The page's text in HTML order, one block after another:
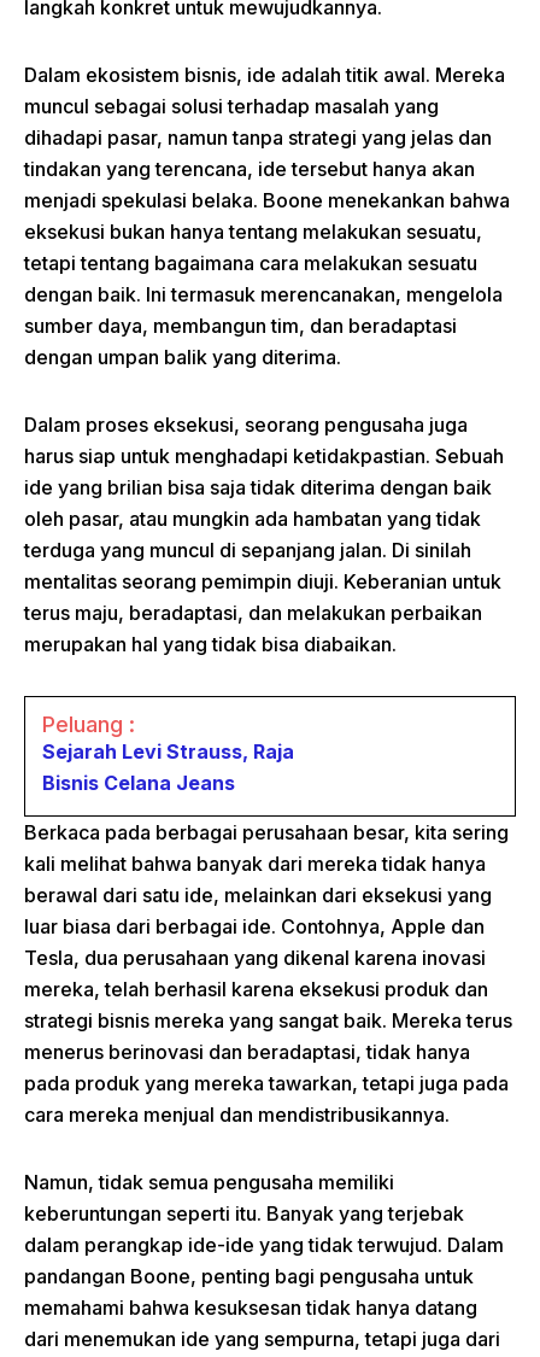
langkah konkret untuk mewujudkannya.
Dalam ekosistem bisnis, ide adalah titik awal. Mereka
muncul sebagai solusi terhadap masalah yang
dihadapi pasar, namun tanpa strategi yang jelas dan
tindakan yang terencana, ide tersebut hanya akan
menjadi spekulasi belaka. Boone menekankan bahwa
eksekusi bukan hanya tentang melakukan sesuatu,
tetapi tentang bagaimana cara melakukan sesuatu
dengan baik. Ini termasuk merencanakan, mengelola
sumber daya, membangun tim, dan beradaptasi
dengan umpan balik yang diterima.
Dalam proses eksekusi, seorang pengusaha juga
harus siap untuk menghadapi ketidakpastian. Sebuah
ide yang brilian bisa saja tidak diterima dengan baik
oleh pasar, atau mungkin ada hambatan yang tidak
terduga yang muncul di sepanjang jalan. Di sinilah
mentalitas seorang pemimpin diuji. Keberanian untuk
terus maju, beradaptasi, dan melakukan perbaikan
merupakan hal yang tidak bisa diabaikan.
Peluang :
Sejarah Levi Strauss, Raja
Bisnis Celana Jeans
Berkaca pada berbagai perusahaan besar, kita sering
kali melihat bahwa banyak dari mereka tidak hanya
berawal dari satu ide, melainkan dari eksekusi yang
luar biasa dari berbagai ide. Contohnya, Apple dan
Tesla, dua perusahaan yang dikenal karena inovasi
mereka, telah berhasil karena eksekusi produk dan
strategi bisnis mereka yang sangat baik. Mereka terus
menerus berinovasi dan beradaptasi, tidak hanya
pada produk yang mereka tawarkan, tetapi juga pada
cara mereka menjual dan mendistribusikannya.
Namun, tidak semua pengusaha memiliki
keberuntungan seperti itu. Banyak yang terjebak
dalam perangkap ide-ide yang tidak terwujud. Dalam
pandangan Boone, penting bagi pengusaha untuk
memahami bahwa kesuksesan tidak hanya datang
dari menemukan ide yang sempurna, tetapi juga dari